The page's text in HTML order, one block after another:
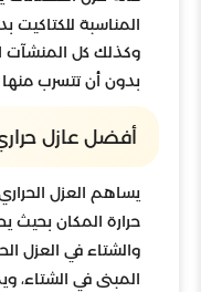
المناسبة للكتاكيت
وكذلك كل المنشآت
بدون أن تتسرب
أفضل عازل
يساهم العزل
حرارة المكان بحيث
والشتاء في العزل
المبنى في